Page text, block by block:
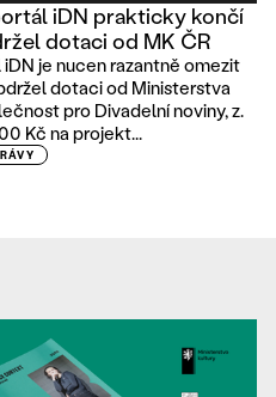
iDN prakticky končí
dotaci od MK ČR
je nucen razantně omezit
dotaci od Ministerstva
pro Divadelní noviny, z.
Kč na projekt...